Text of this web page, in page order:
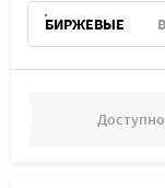
БИРЖЕВЫЕ